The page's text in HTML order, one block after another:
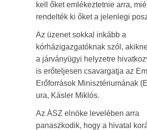
kell őket emlékeztetnie arra,
rendelték ki őket a jelenlegi
Az üzenet sokkal inkább a
kórházigazgatóknak szól,
a járványügyi helyzetre
is erőteljesen csavargatja az
Erőforrások Minisztériumának
ura, Kásler Miklós.
Az ÁSZ elnöke levelében arra
panaszkodik, hogy a hivatal